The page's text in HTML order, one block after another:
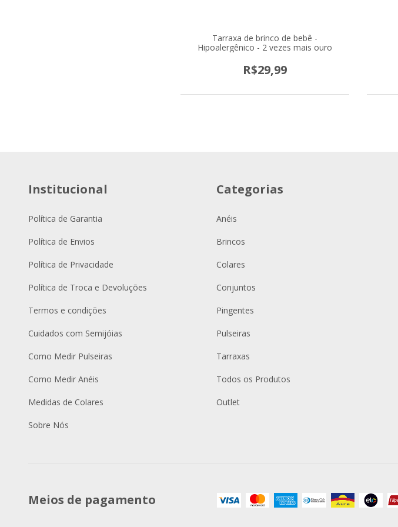
Tarraxa de brinco de bebê -
Hipoalergênico - 2 vezes mais ouro
R$29,99
Institucional
Política de Garantia
Política de Envios
Política de Privacidade
Política de Troca e Devoluções
Termos e condições
Cuidados com Semijóias
Como Medir Pulseiras
Como Medir Anéis
Medidas de Colares
Sobre Nós
Categorias
Anéis
Brincos
Colares
Conjuntos
Pingentes
Pulseiras
Tarraxas
Todos os Produtos
Outlet
Meios de pagamento